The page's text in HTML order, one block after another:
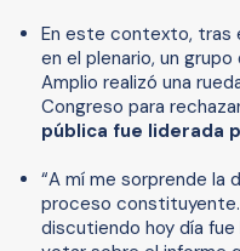
En este contexto, tras
en el plenario, un
Amplio realizó una
Congreso para
pública fue liderada
“A mí me sorprende la
proceso
discutiendo hoy día